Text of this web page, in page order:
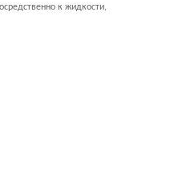
к жидкости,